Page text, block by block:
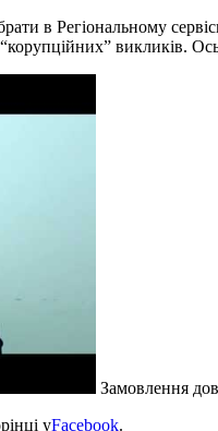
в Регіональному
викликів.
Замовлення
уFacebook.